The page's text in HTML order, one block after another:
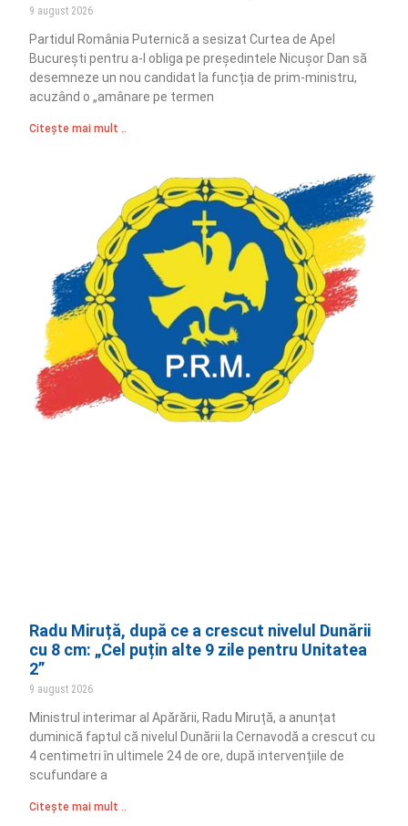
9 august 2026
Partidul România Puternică a sesizat Curtea de Apel
București pentru a-l obliga pe președintele Nicușor Dan să
desemneze un nou candidat la funcția de prim-ministru,
acuzând o „amânare pe termen
Citește mai mult ..
Radu Miruță, după ce a crescut nivelul Dunării
cu 8 cm: „Cel puțin alte 9 zile pentru Unitatea
2”
9 august 2026
Ministrul interimar al Apărării, Radu Miruță, a anunțat
duminică faptul că nivelul Dunării la Cernavodă a crescut cu
4 centimetri în ultimele 24 de ore, după intervențiile de
scufundare a
Citește mai mult ..